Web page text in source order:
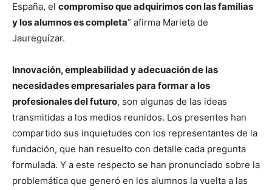
España, el compromiso que adquirimos con las familias
y los alumnos es completa” afirma Marieta de
Jaureguízar.
Innovación, empleabilidad y adecuación de las
necesidades empresariales para formar a los
profesionales del futuro, son algunas de las ideas
transmitidas a los medios reunidos. Los presentes han
compartido sus inquietudes con los representantes de la
fundación, que han resuelto con detalle cada pregunta
formulada. Y a este respecto se han pronunciado sobre la
problemática que generó en los alumnos la vuelta a las